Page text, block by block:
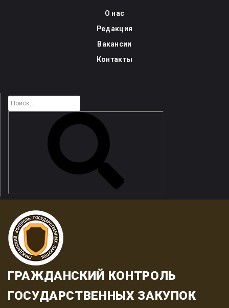
О нас
Редакция
Вакансии
Контакты
ГРАЖДАНСКИЙ КОНТРОЛЬ
ГОСУДАРСТВЕННЫХ ЗАКУПОК